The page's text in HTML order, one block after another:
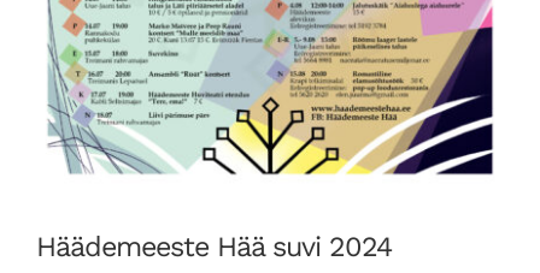
Häädemeeste Hää suvi 2024